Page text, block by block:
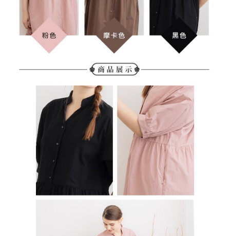
恩沛科技股份有限公司將有權停止該用戶之使用額度並採取法律行動。